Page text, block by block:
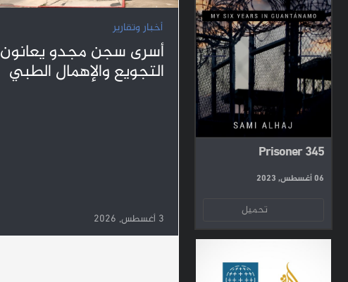
Prisoner 345
06 أغسطس, 2023
تحميل
أخبار وتقارير
أسرى سجن مجدو يعانون
التجويع والإهمال الطبي
3 أغسطس, 2026